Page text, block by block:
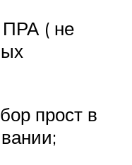
ПРА ( не
прост в